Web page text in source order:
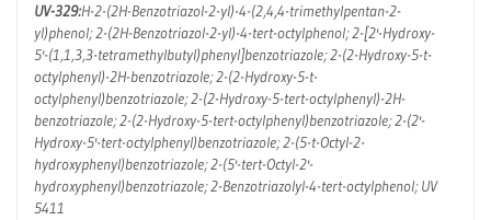
UV-329:H-2-(2H-Benzotriazol-2-yl)-4-(2,4,4-trimethylpentan-2-
yl)phenol; 2-(2H-Benzotriazol-2-yl)-4-tert-octylphenol; 2-[2'-Hydroxy-
5'-(1,1,3,3-tetramethylbutyl)phenyl]benzotriazole; 2-(2-Hydroxy-5-t-
octylphenyl)-2H-benzotriazole; 2-(2-Hydroxy-5-t-
octylphenyl)benzotriazole; 2-(2-Hydroxy-5-tert-octylphenyl)-2H-
benzotriazole; 2-(2-Hydroxy-5-tert-octylphenyl)benzotriazole; 2-(2'-
Hydroxy-5'-tert-octylphenyl)benzotriazole; 2-(5-t-Octyl-2-
hydroxyphenyl)benzotriazole; 2-(5'-tert-Octyl-2'-
hydroxyphenyl)benzotriazole; 2-Benzotriazolyl-4-tert-octylphenol; UV
5411